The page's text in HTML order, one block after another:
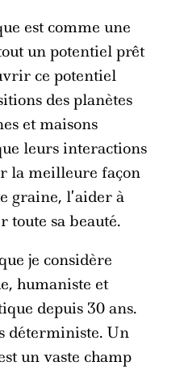
est comme une
un potentiel prêt
ce potentiel
des planètes
et maisons
leurs interactions
la meilleure façon
graine, l’aider à
toute sa beauté.
je considère
humaniste et
depuis 30 ans.
déterministe. Un
un vaste champ